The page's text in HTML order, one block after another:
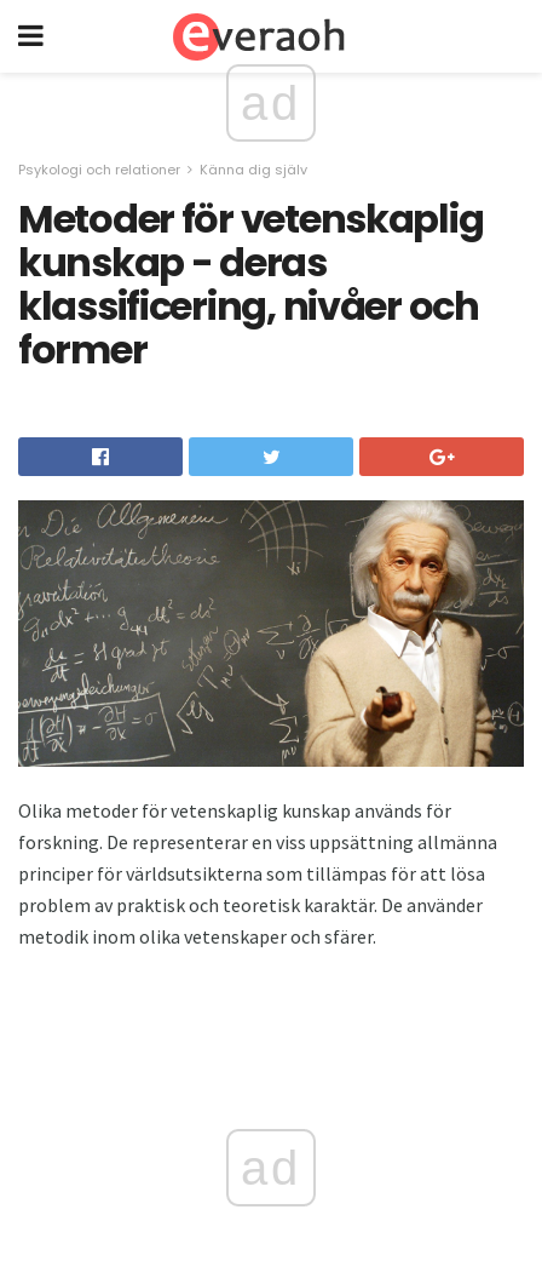
ad
Psykologi och relationer Känna dig själv
Metoder för vetenskaplig
kunskap - deras
klassificering, nivåer och
former
Olika metoder för vetenskaplig kunskap används för
forskning. De representerar en viss uppsättning allmänna
principer för världsutsikterna som tillämpas för att lösa
problem av praktisk och teoretisk karaktär. De använder
metodik inom olika vetenskaper och sfärer.
ad